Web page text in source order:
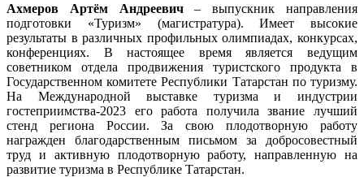
Ахмеров Артём Андреевич– выпускник направления
подготовки «Туризм» (магистратура). Имеет высокие
результаты в различных профильных олимпиадах, конкурсах,
конференциях. В настоящее время является ведущим
советником отдела продвижения туристского продукта в
Государственном комитете Республики Татарстан по туризму.
На Международной выставке туризма и индустрии
гостеприимства-2023 его работа получила звание лучший
стенд региона России. За свою плодотворную работу
награжден благодарственным письмом за добросовестный
труд и активную плодотворную работу, направленную на
развитие туризма в Республике Татарстан.